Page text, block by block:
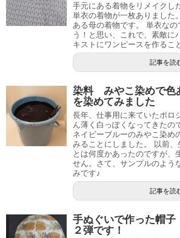
手元にある着物をリメイクし
単衣の着物が一枚ありました
ある母の着物です。 単衣な
う！と思い、これで、素敵に
キストにワンピースを作るこ
記事を読
染料 みやこ染めで色
を染めてみました
長年、仕事用に来ていたポロ
ん薄く白っぽくなってきたの
ネイビーブルーのみやこ染め
みることにしました。 以前、
とは何度かあったのですが、
せん。さて、サンプルのよう
みです♪
記事を読
手ぬぐいで作った帽
２弾です！